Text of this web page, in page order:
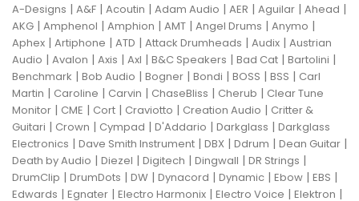
A-Designs | A&F | Acoutin | Adam Audio | AER | Aguilar | Ahead |
AKG | Amphenol | Amphion | AMT | Angel Drums | Anymo |
Aphex | Artiphone | ATD | Attack Drumheads | Audix | Austrian
Audio | Avalon | Axis | Axl | B&C Speakers | Bad Cat | Bartolini |
Benchmark | Bob Audio | Bogner | Bondi | BOSS | BSS | Carl
Martin | Caroline | Carvin | ChaseBliss | Cherub | Clear Tune
Monitor | CME | Cort | Craviotto | Creation Audio | Critter &
Guitari | Crown | Cympad | D'Addario | Darkglass | Darkglass
Electronics | Dave Smith Instrument | DBX | Ddrum | Dean Guitar |
Death by Audio | Diezel | Digitech | Dingwall | DR Strings |
DrumClip | DrumDots | DW | Dynacord | Dynamic | Ebow | EBS |
Edwards | Egnater | Electro Harmonix | Electro Voice | Elektron |